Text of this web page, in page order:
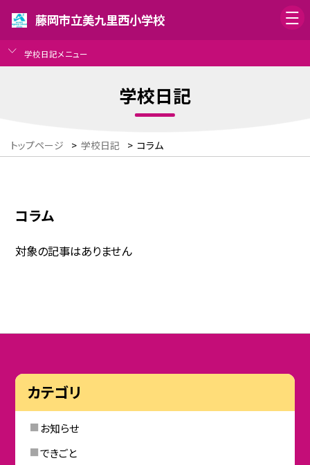
藤岡市立美九里西小学校
学校日記メニュー
学校日記
トップページ > 学校日記 > コラム
コラム
対象の記事はありません
カテゴリ
お知らせ
できごと